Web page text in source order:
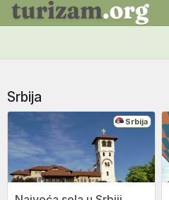
Srbija
Srbija